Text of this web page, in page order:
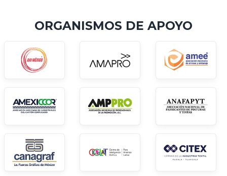
ORGANISMOS DE APOYO